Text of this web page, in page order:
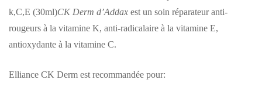
k,C,E (30ml)CK Derm d’Addax est un soin réparateur anti-
rougeurs à la vitamine K, anti-radicalaire à la vitamine E,
antioxydante à la vitamine C.
Elliance CK Derm est recommandée pour: